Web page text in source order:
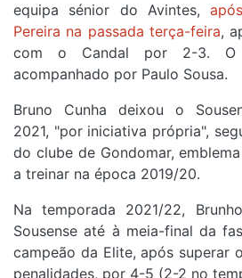
equipa sénior do Avintes,
Pereira na passada terça-feira,
com o Candal por 2-3. O
acompanhado por Paulo Sousa.
Bruno Cunha deixou o
2021, "por iniciativa própria",
do clube de Gondomar,
a treinar na época 2019/20.
Na temporada 2021/22,
Sousense até à meia-final da
campeão da Elite, após superar
penalidades, por 4-5 (2-2 no